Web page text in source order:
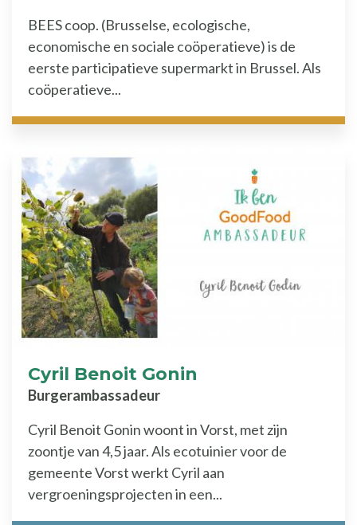
BEES coop. (Brusselse, ecologische,
economische en sociale coöperatieve) is de
eerste participatieve supermarkt in Brussel. Als
coöperatieve...
Cyril Benoit Gonin
Burgerambassadeur
Cyril Benoit Gonin woont in Vorst, met zijn
zoontje van 4,5 jaar. Als ecotuinier voor de
gemeente Vorst werkt Cyril aan
vergroeningsprojecten in een...